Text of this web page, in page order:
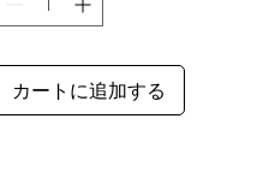
ます。
カートに追加する